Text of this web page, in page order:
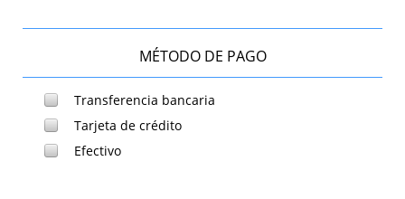
MÉTODO DE PAGO
Transferencia bancaria
Tarjeta de crédito
Efectivo